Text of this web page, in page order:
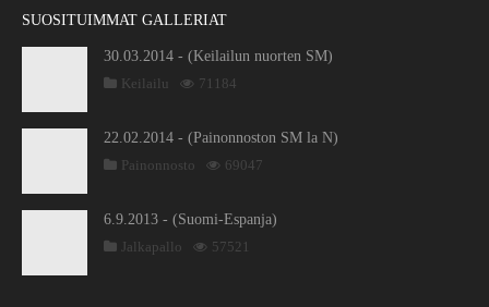
SUOSITUIMMAT GALLERIAT
30.03.2014 - (Keilailun nuorten SM)
Keilailu
71184
22.02.2014 - (Painonnoston SM la N)
Painonnosto
69047
6.9.2013 - (Suomi-Espanja)
Jalkapallo
57521